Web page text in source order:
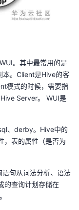
。其中最常用的是
本。Client是Hive的客
模式的时候，需要指
Server。 WUI是
、derby。Hive中的
，表的属性（是否为
语句从词法分析、语法
的查询计划存储在